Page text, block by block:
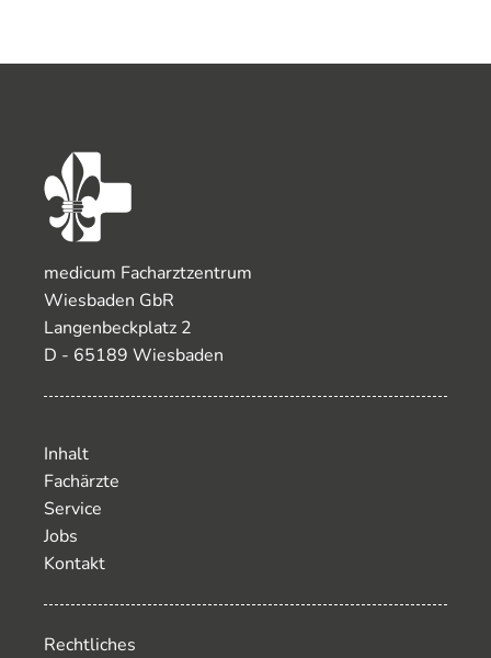
medicum Facharztzentrum
Wiesbaden GbR
Langenbeckplatz 2
D - 65189 Wiesbaden
Inhalt
Fachärzte
Service
Jobs
Kontakt
Rechtliches